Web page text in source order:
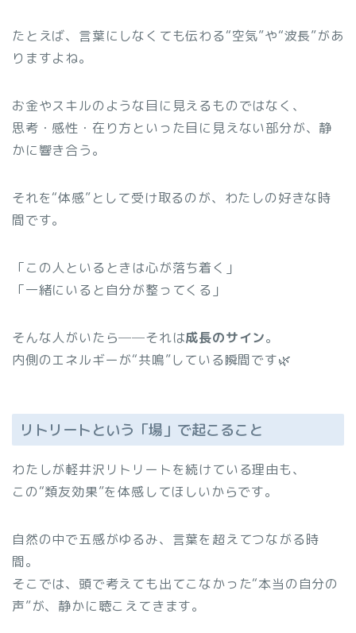
たとえば、言葉にしなくても伝わる“空気”や“波長”があ
りますよね。
お金やスキルのような目に見えるものではなく、
思考・感性・在り方といった目に見えない部分が、静
かに響き合う。
それを“体感”として受け取るのが、わたしの好きな時
間です。
「この人といるときは心が落ち着く」
「一緒にいると自分が整ってくる」
そんな人がいたら──それは成長のサイン。
内側のエネルギーが“共鳴”している瞬間です🌿
リトリートという「場」で起こること
わたしが軽井沢リトリートを続けている理由も、
この“類友効果”を体感してほしいからです。
自然の中で五感がゆるみ、言葉を超えてつながる時
間。
そこでは、頭で考えても出てこなかった“本当の自分の
声”が、静かに聴こえてきます。